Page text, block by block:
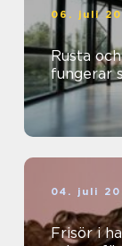
06. juli
Rusta
fungerar
04. juli
Frisör i